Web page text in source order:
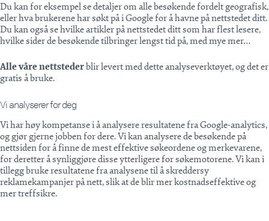
Du kan for eksempel se detaljer om alle besøkende fordelt geografisk,
eller hva brukerene har søkt på i Google for å havne på nettstedet ditt.
Du kan også se hvilke artikler på nettstedet ditt som har flest lesere,
hvilke sider de besøkende tilbringer lengst tid på, med mye mer…
Alle våre nettstederblir levert med dette analyseverktøyet, og det er
gratis å bruke.
Vi analyserer for deg
Vi har høy kompetanse i å analysere resultatene fra Google-analytics,
og gjør gjerne jobben for dere. Vi kan analysere de besøkende på
nettsiden for å finne de mest effektive søkeordene og merkevarene,
for deretter å synliggjøre disse ytterligere for søkemotorene. Vi kan i
tillegg bruke resultatene fra analysene til å skreddersy
reklamekampanjer på nett, slik at de blir mer kostnadseffektive og
mer treffsikre.